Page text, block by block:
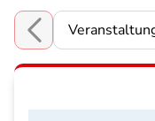
Choose a section